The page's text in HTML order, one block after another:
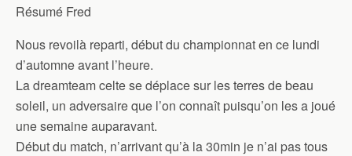
Résumé Fred
Nous revoilà reparti, début du championnat en ce lundi
d’automne avant l’heure.
La dreamteam celte se déplace sur les terres de beau
soleil, un adversaire que l’on connaît puisqu’on les a joué
une semaine auparavant.
Début du match, n’arrivant qu’à la 30min je n’ai pas tous